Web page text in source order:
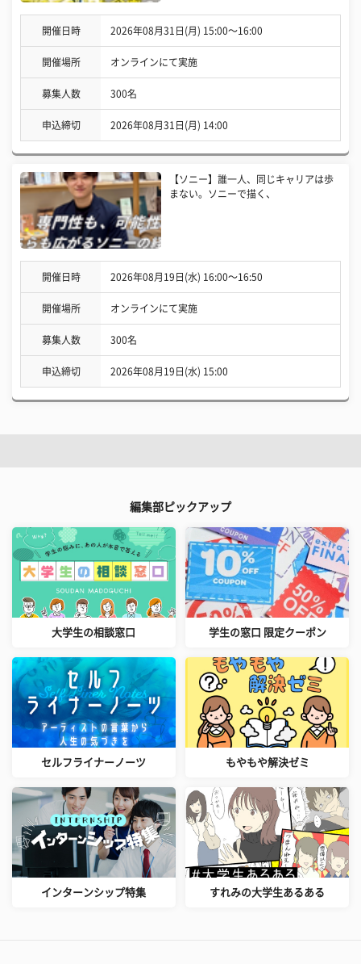
開催日時 2026年08月31日(月) 15:00〜16:00
開催場所 オンラインにて実施
募集人数 300名
申込締切 2026年08月31日(月) 14:00
【ソニー】誰一人、同じキャリアは歩
まない。ソニーで描く、
開催日時 2026年08月19日(水) 16:00〜16:50
開催場所 オンラインにて実施
募集人数 300名
申込締切 2026年08月19日(水) 15:00
編集部ピックアップ
大学生の相談窓口 学生の窓口 限定クーポン
セルフライナーノーツ もやもや解決ゼミ
インターンシップ特集 すれみの大学生あるある